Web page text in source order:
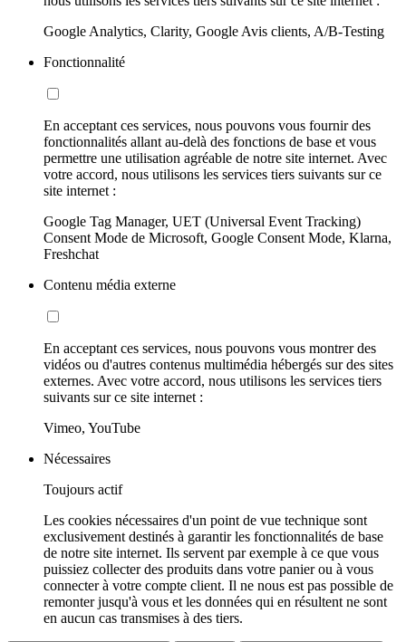
Google Analytics, Clarity, Google Avis clients, A/B-Testing
Fonctionnalité
En acceptant ces services, nous pouvons vous fournir des
fonctionnalités allant au-delà des fonctions de base et vous
permettre une utilisation agréable de notre site internet. Avec
votre accord, nous utilisons les services tiers suivants sur ce
site internet :
Google Tag Manager, UET (Universal Event Tracking)
Consent Mode de Microsoft, Google Consent Mode, Klarna,
Freshchat
Contenu média externe
En acceptant ces services, nous pouvons vous montrer des
vidéos ou d'autres contenus multimédia hébergés sur des sites
externes. Avec votre accord, nous utilisons les services tiers
suivants sur ce site internet :
Vimeo, YouTube
Nécessaires
Toujours actif
Les cookies nécessaires d'un point de vue technique sont
exclusivement destinés à garantir les fonctionnalités de base
de notre site internet. Ils servent par exemple à ce que vous
puissiez collecter des produits dans votre panier ou à vous
connecter à votre compte client. Il ne nous est pas possible de
remonter jusqu'à vous et les données qui en résultent ne sont
en aucun cas transmises à des tiers.